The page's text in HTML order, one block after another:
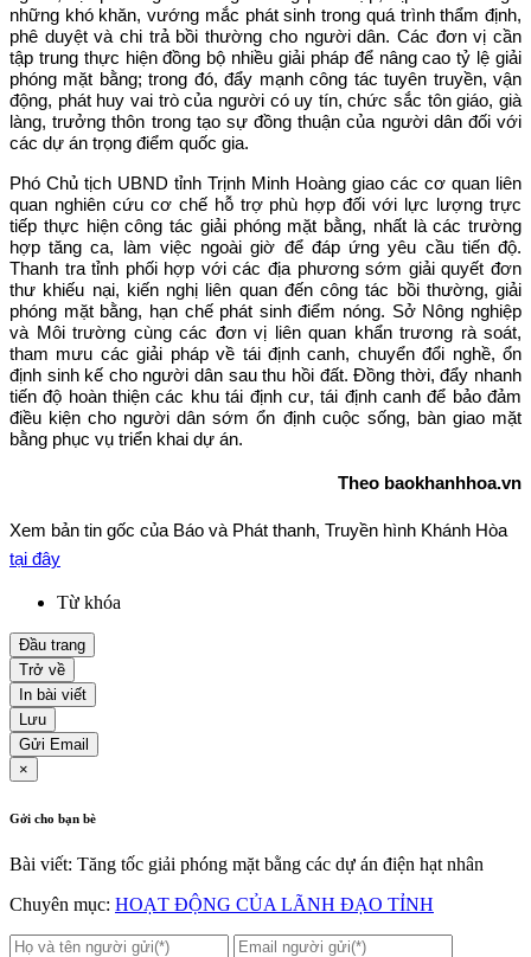
những khó khăn, vướng mắc phát sinh trong quá trình thẩm định,
phê duyệt và chi trả bồi thường cho người dân. Các đơn vị cần
tập trung thực hiện đồng bộ nhiều giải pháp để nâng cao tỷ lệ giải
phóng mặt bằng; trong đó, đẩy mạnh công tác tuyên truyền, vận
động, phát huy vai trò của người có uy tín, chức sắc tôn giáo, già
làng, trưởng thôn trong tạo sự đồng thuận của người dân đối với
các dự án trọng điểm quốc gia.
Phó Chủ tịch UBND tỉnh Trịnh Minh Hoàng giao các cơ quan liên
quan nghiên cứu cơ chế hỗ trợ phù hợp đối với lực lượng trực
tiếp thực hiện công tác giải phóng mặt bằng, nhất là các trường
hợp tăng ca, làm việc ngoài giờ để đáp ứng yêu cầu tiến độ.
Thanh tra tỉnh phối hợp với các địa phương sớm giải quyết đơn
thư khiếu nại, kiến nghị liên quan đến công tác bồi thường, giải
phóng mặt bằng, hạn chế phát sinh điểm nóng. Sở Nông nghiệp
và Môi trường cùng các đơn vị liên quan khẩn trương rà soát,
tham mưu các giải pháp về tái định canh, chuyển đổi nghề, ổn
định sinh kế cho người dân sau thu hồi đất. Đồng thời, đẩy nhanh
tiến độ hoàn thiện các khu tái định cư, tái định canh để bảo đảm
điều kiện cho người dân sớm ổn định cuộc sống, bàn giao mặt
bằng phục vụ triển khai dự án.
Theo baokhanhhoa.vn
Xem bản tin gốc của Báo và Phát thanh, Truyền hình Khánh Hòa
tại đây
Từ khóa
Đầu trang
Trở về
In bài viết
Lưu
Gửi Email
×
Gởi cho bạn bè
Bài viết: Tăng tốc giải phóng mặt bằng các dự án điện hạt nhân
Chuyên mục: HOẠT ĐỘNG CỦA LÃNH ĐẠO TỈNH